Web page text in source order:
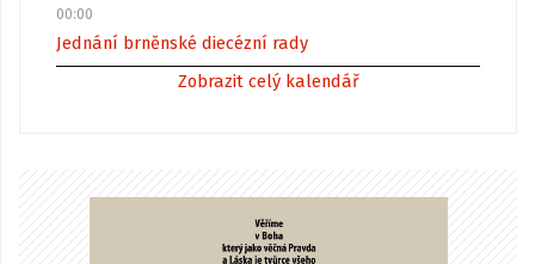
00:00
Jednání brněnské diecézní rady
Zobrazit celý kalendář